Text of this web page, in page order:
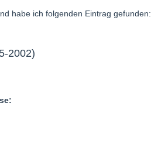
habe ich folgenden Eintrag gefunden:
2002)